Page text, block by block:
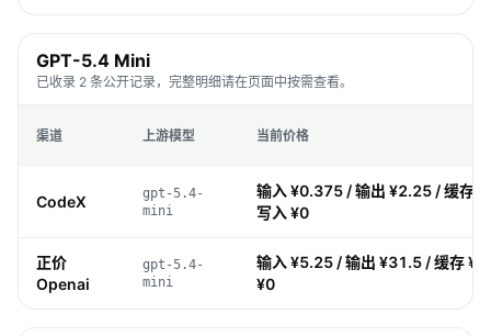
GPT-5.4 Mini
已收录 2 条公开记录，完整明细请在页面中按需查看。
渠道 上游模型 当前价格
CodeX
gpt-5.4-
mini
输入 ¥0.375 / 输出 ¥2.25 / 缓存
写入 ¥0
正价
Openai
gpt-5.4-
mini
输入 ¥5.25 / 输出 ¥31.5 / 缓存
¥0